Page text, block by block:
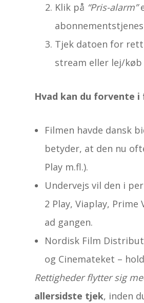
Klik på “Pris-alarm”
Tjek datoen for
stream eller lej/
Hvad kan du forvente i
Filmen havde dansk
betyder, at den nu
Play m.fl.).
Undervejs vil den i
2 Play, Viaplay,
ad gangen.
Nordisk Film
og Cinemateket –
Rettigheder flytter sig
allersidste tjek, inden